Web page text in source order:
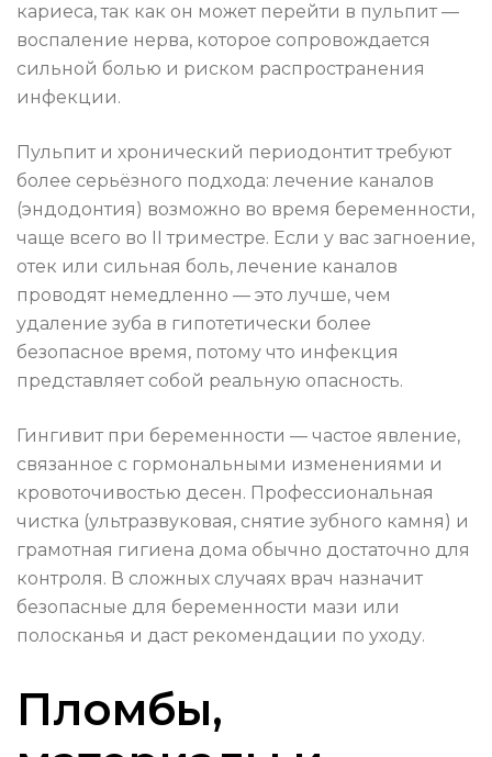
кариеса, так как он может перейти в пульпит —
воспаление нерва, которое сопровождается
сильной болью и риском распространения
инфекции.
Пульпит и хронический периодонтит требуют
более серьёзного подхода: лечение каналов
(эндодонтия) возможно во время беременности,
чаще всего во II триместре. Если у вас загноение,
отек или сильная боль, лечение каналов
проводят немедленно — это лучше, чем
удаление зуба в гипотетически более
безопасное время, потому что инфекция
представляет собой реальную опасность.
Гингивит при беременности — частое явление,
связанное с гормональными изменениями и
кровоточивостью десен. Профессиональная
чистка (ультразвуковая, снятие зубного камня) и
грамотная гигиена дома обычно достаточно для
контроля. В сложных случаях врач назначит
безопасные для беременности мази или
полосканья и даст рекомендации по уходу.
Пломбы,